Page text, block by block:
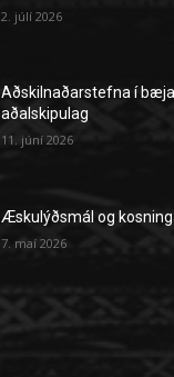
2. júlí 2026
Aðskilnaðarstefna í
aðalskipulag
11. júní 2026
Æskulýðsmál og
7. maí 2026